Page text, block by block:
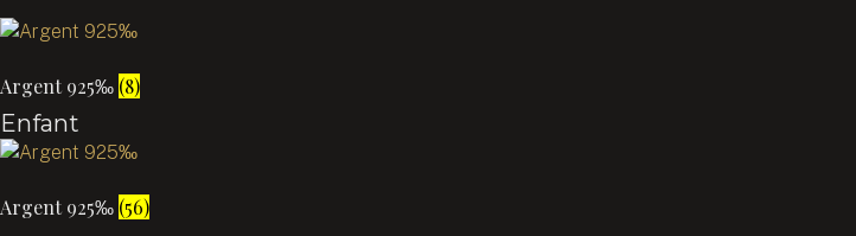
Argent 925‰ (8)
Enfant
Argent 925‰ (56)